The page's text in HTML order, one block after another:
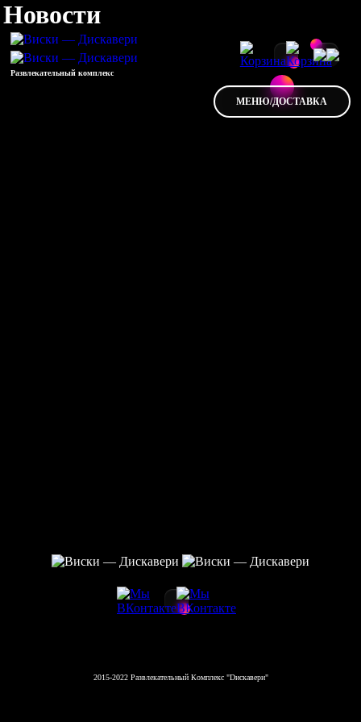
Развлекательный комплекс
МЕНЮ/ДОСТАВКА
Новости
2015-2022 Развлекательный Комплекс "Dискавери"